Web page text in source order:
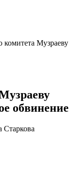
комитета Музраеву
обвинение
Старкова